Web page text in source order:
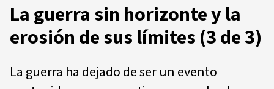
La guerra sin horizonte y la
erosión de sus límites (3 de 3)
La guerra ha dejado de ser un evento